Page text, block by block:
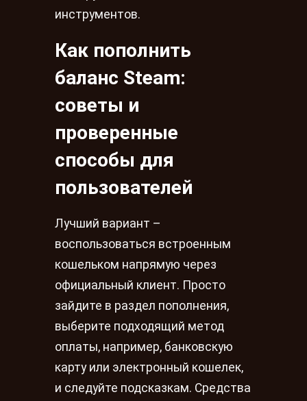
инструментов.
Как пополнить
баланс Steam:
советы и
проверенные
способы для
пользователей
Лучший вариант –
воспользоваться встроенным
кошельком напрямую через
официальный клиент. Просто
зайдите в раздел пополнения,
выберите подходящий метод
оплаты, например, банковскую
карту или электронный кошелек,
и следуйте подсказкам. Средства